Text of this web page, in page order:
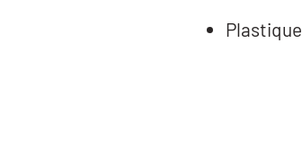
Plastique